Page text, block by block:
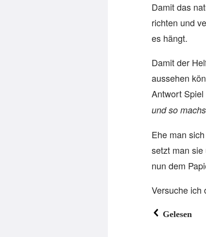
Damit das
richten und
es hängt.
Damit der
aussehen
Antwort Spiel
und so
Ehe man
setzt man
nun dem
Versuche ich
Gelesen